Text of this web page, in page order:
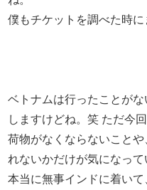
僕もチケットを調べた時に
ベトナムは行ったことが
しますけどね。笑 ただ今
荷物がなくならないこと
れないかだけが気になって
本当に無事インドに着いて